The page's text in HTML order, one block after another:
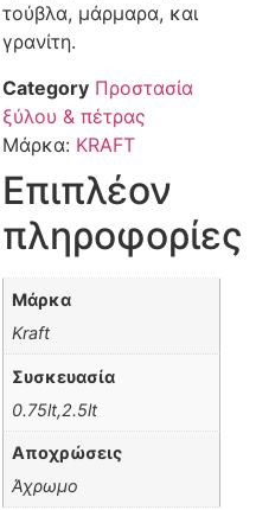
τούβλα, μάρμαρα, και
γρανίτη.
Category Προστασία
ξύλου & πέτρας
Μάρκα: KRAFT
Επιπλέον
πληροφορίες
Μάρκα
Kraft
Συσκευασία
0.75lt,2.5lt
Αποχρώσεις
Άχρωμο